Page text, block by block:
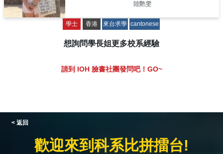
陸艷雯
學士 香港 來台求學 cantonese
想詢問學長姐更多校系經驗
請到 IOH 臉書社團發問吧！GO~
< 返回
歡迎來到科系比拼擂台!